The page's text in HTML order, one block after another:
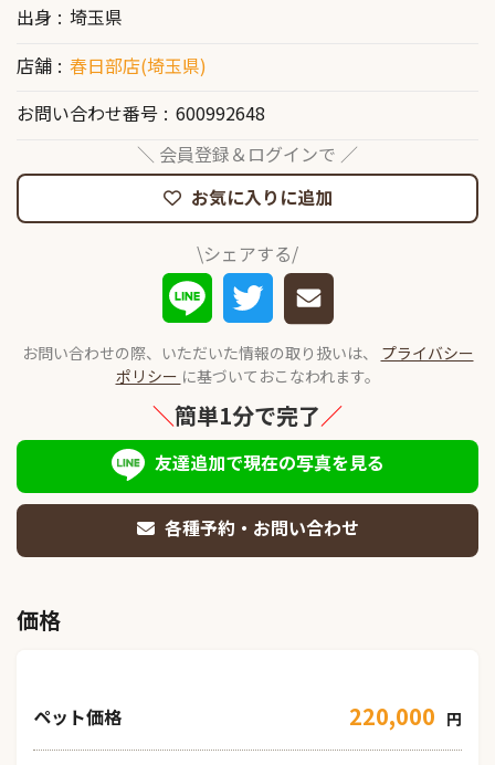
出身
埼玉県
店舗
春日部店(埼玉県)
お問い合わせ番号
600992648
＼ 会員登録＆ログインで ／
お気に入りに追加
\シェアする/
お問い合わせの際、いただいた情報の取り扱いは、 プライバシー
ポリシー に基づいておこなわれます。
＼簡単1分で完了／
友達追加で現在の写真を見る
各種予約・お問い合わせ
価格
ペット価格 220,000 円